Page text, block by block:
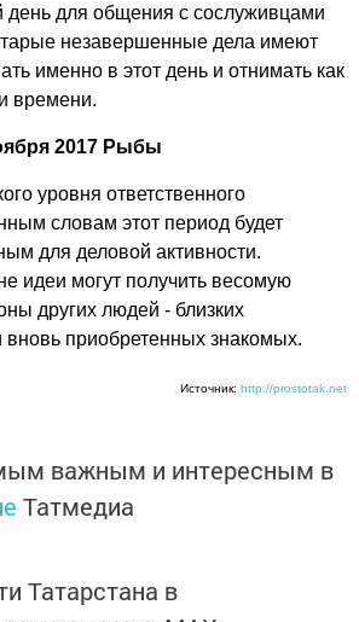
для общения с сослуживцами
незавершенные дела имеют
именно в этот день и отнимать как
времени.
2017 Рыбы
уровня ответственного
словам этот период будет
для деловой активности.
идеи могут получить весомую
других людей - близких
вновь приобретенных знакомых.
Источник: http://prostotak.net
важным и интересным в
Татмедиа
Татарстана в